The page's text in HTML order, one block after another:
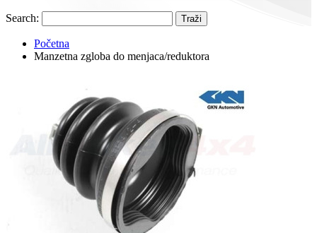
Search: Traži
Početna
Manzetna zgloba do menjaca/reduktora